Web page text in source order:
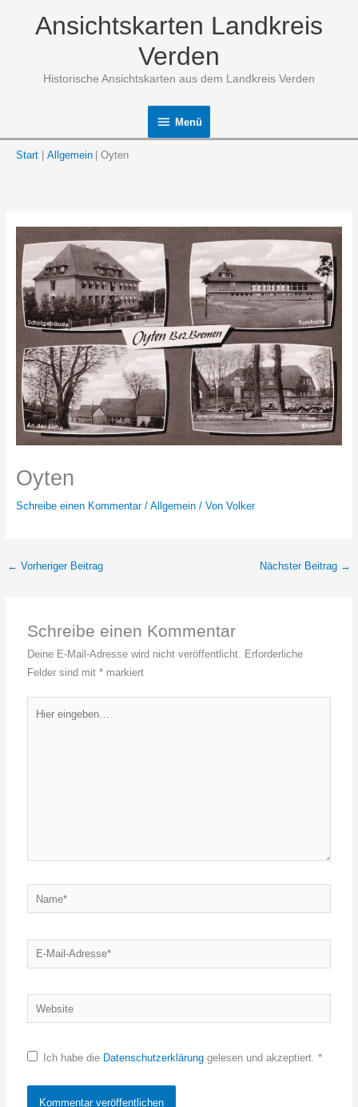
Ansichtskarten Landkreis
Verden
Historische Ansichtskarten aus dem Landkreis Verden
Menü
Menü
Start Allgemein Oyten
Oyten
Schreibe einen Kommentar / Allgemein/ Von Volker
← Vorheriger Beitrag Nächster Beitrag →
Schreibe einen Kommentar
Deine E-Mail-Adresse wird nicht veröffentlicht. Erforderliche
Felder sind mit* markiert
eingeben…
Name*
E-
Mail-
Website
Ich habe die Datenschutzerklärunggelesen und akzeptiert. *